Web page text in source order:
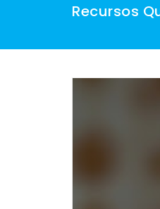
Recursos